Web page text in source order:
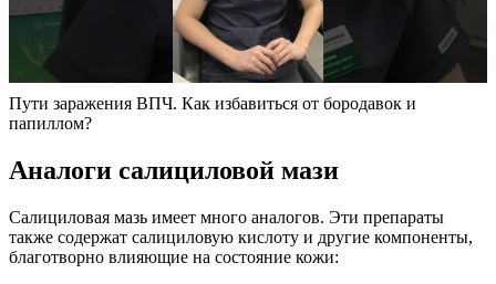
Пути заражения ВПЧ. Как избавиться от бородавок и
папиллом?
Аналоги салициловой мази
Салициловая мазь имеет много аналогов. Эти препараты
также содержат салициловую кислоту и другие компоненты,
благотворно влияющие на состояние кожи: